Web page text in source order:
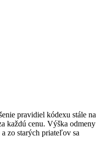
pravidiel kódexu stále na
každú cenu. Výška odmeny
zo starých priateľov sa